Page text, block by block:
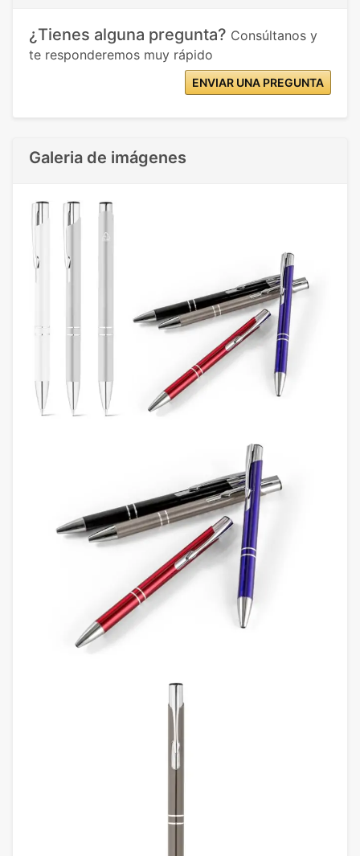
¿Tienes alguna pregunta? Consúltanos y
te responderemos muy rápido
ENVIAR UNA PREGUNTA
Galeria de imágenes